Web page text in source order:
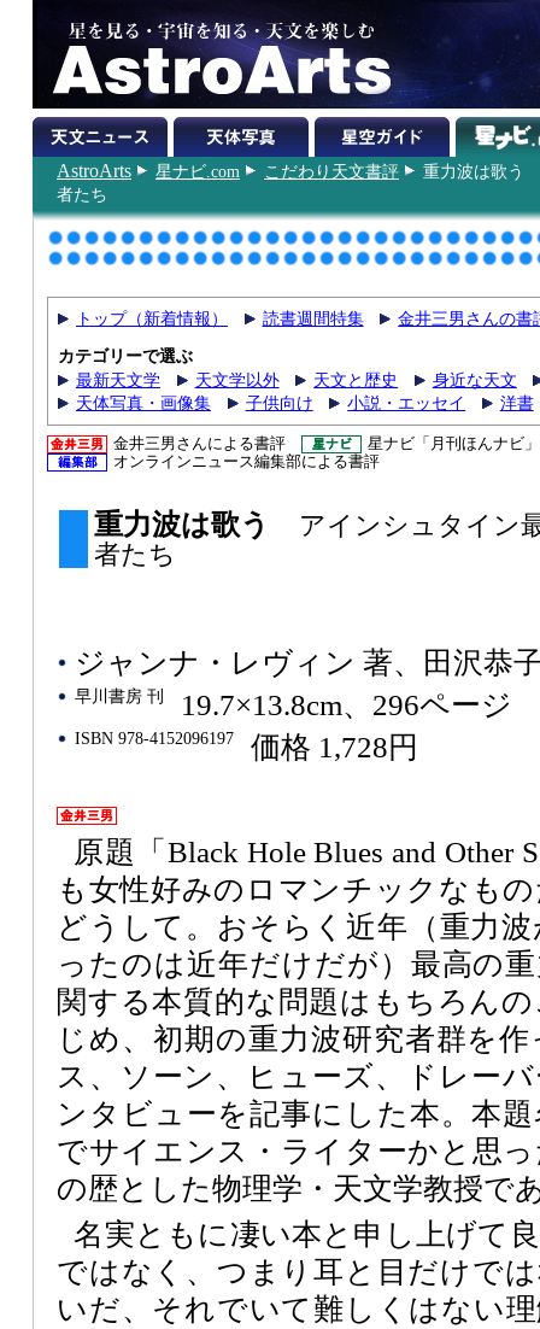
AstroArts 星ナビ.com こだわり天文書評
重力波は歌う
者たち
トップ（新着情報） 読書週間特集 金井三男さんの書
カテゴリーで選ぶ
最新天文学
天文学以外 天文と歴史
身近な天文
天体写真・画像集
子供向け 小説・エッセイ 洋書
金井三男さんによる書評
星ナビ「月刊ほんナビ
オンラインニュース編集部による書評
重力波は歌う
アインシュタイン
者たち
ジャンナ・レヴィン 著、田沢恭
早川書房 刊 19.7×13.8cm、296ページ
ISBN 978-4152096197 価格 1,728円
原題「Black Hole Blues and Other
も女性好みのロマンチックなも
どうして。おそらく近年（重力
ったのは近年だけだが）最高の
関する本質的な問題はもちろん
じめ、初期の重力波研究者群を
ス、ソーン、ヒューズ、ドレー
ンタビューを記事にした本。本
でサイエンス・ライターかと思
の歴とした物理学・天文学教授で
名実ともに凄い本と申し上げて
ではなく、つまり耳と目だけで
いだ、それでいて難しくはない